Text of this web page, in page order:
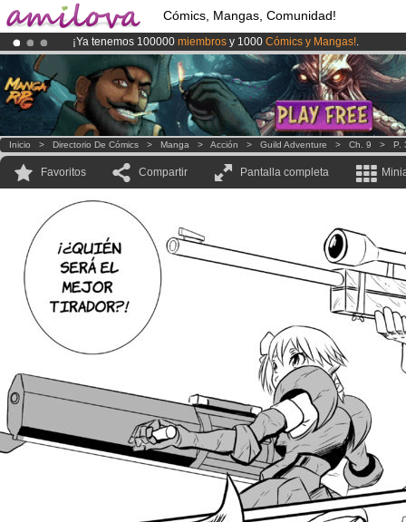
Cómics, Mangas, Comunidad!
¡Ya tenemos 100000 miembros y 1000 Cómics y Mangas!.
¡Conviertete en Premium por3.95 eurosal mes!Hazte Premium ya
El Kickstarter Amilova está desormado lanzado!.
Inicio > Directorio De Cómics > Manga > Acción > Guild Adventure > Ch. 9 > P.
Favoritos Compartir Pantalla completa